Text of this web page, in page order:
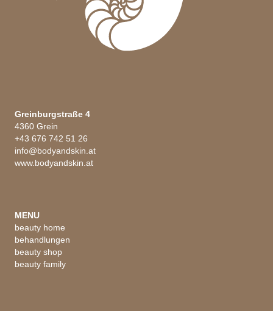
Greinburgstraße 4
4360 Grein
+43 676 742 51 26
info@bodyandskin.at
www.bodyandskin.at
MENU
beauty home
behandlungen
beauty shop
beauty family